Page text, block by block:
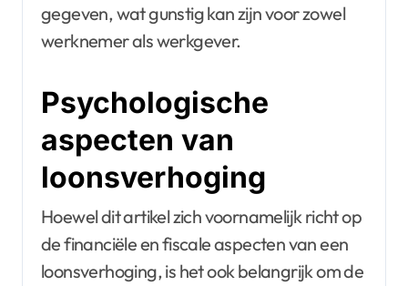
gegeven, wat gunstig kan zijn voor zowel
werknemer als werkgever.
Psychologische
aspecten van
loonsverhoging
Hoewel dit artikel zich voornamelijk richt op
de financiële en fiscale aspecten van een
loonsverhoging, is het ook belangrijk om de